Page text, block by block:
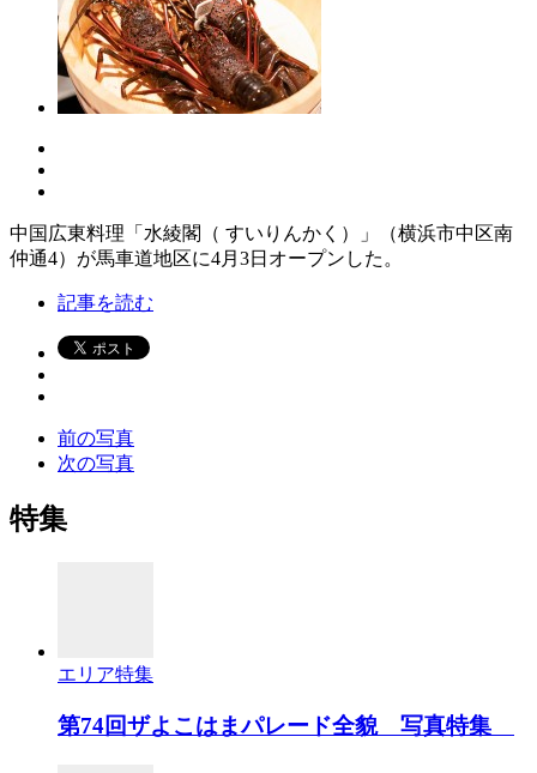
中国広東料理「水綾閣（ すいりんかく）」（横浜市中区南
仲通4）が馬車道地区に4月3日オープンした。
記事を読む
前の写真
次の写真
特集
エリア特集
第74回ザよこはまパレード全貌 写真特集